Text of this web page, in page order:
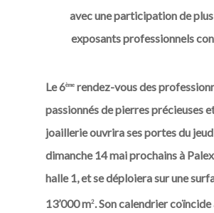
avec une participationde
exposants professionnels
Le 6ème rendez-vous des
passionnés de pierres précieuses
joaillerie ouvrira ses portes du
dimanche 14 mai prochains à
halle 1, et se déploiera sur une
13’000 m2. Son calendrier coïncide